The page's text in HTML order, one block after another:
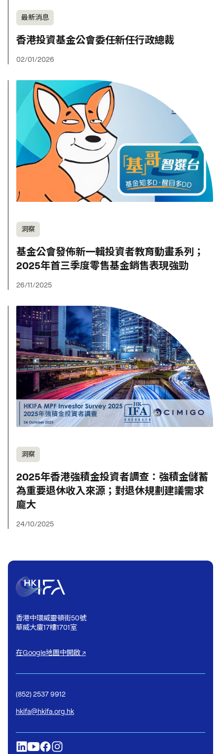
最新消息
香港投資基金公會委任新任行政總裁
02/01/2026
洞察
基金公會發佈新一輯投資者教育動畫系列；
2025年首三季度零售基金銷售表現強勁
26/11/2025
洞察
2025年香港強積金投資者調查：強積金儲蓄
為重要退休收入來源；對退休規劃建議需求
龐大
24/10/2025
香港中環威靈頓街50號
華威大廈17樓1701室
在Google地圖中開啟 ↗
(852) 2537 9912
hkifa@hkifa.org.hk